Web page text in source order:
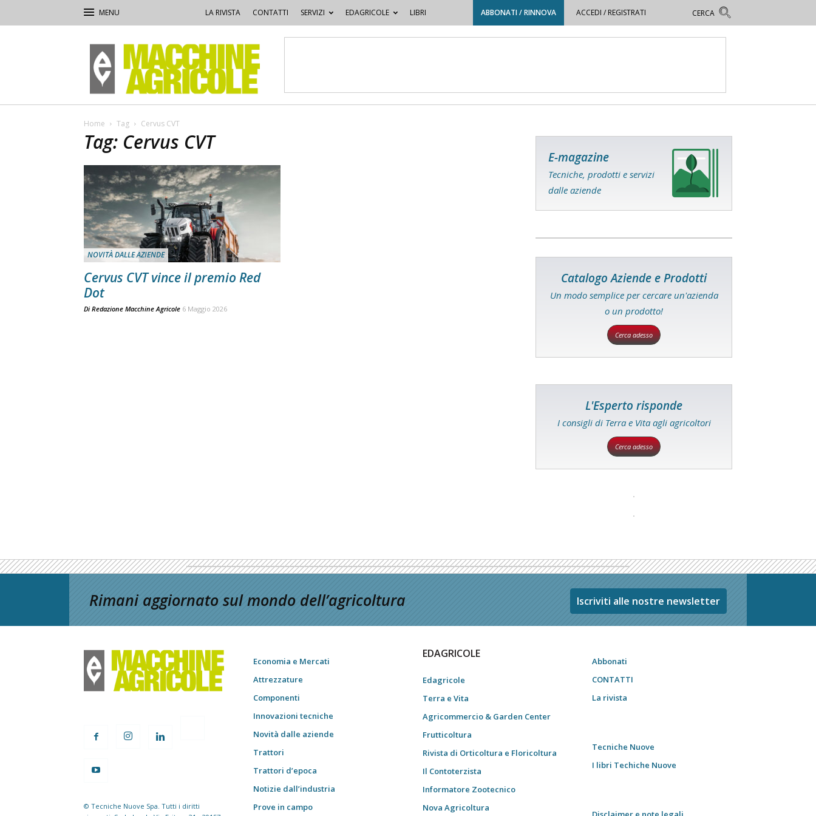
LA RIVISTA CONTATTI SERVIZI EDAGRICOLE LIBRI ABBONATI / RINNOVA ACCEDI / REGISTRATI
Macchine
Agricole
Home Tag Cervus CVT
Tag: Cervus CVT
NOVITÀ DALLE AZIENDE
Cervus CVT vince il premio Red
Dot
Di Redazione Macchine Agricole 6 Maggio 2026
E-magazine
Tecniche, prodotti e servizi
dalle aziende
Catalogo Aziende e Prodotti
Un modo semplice per cercare un'azienda
o un prodotto!
Cerca adesso
L'Esperto risponde
I consigli di Terra e Vita agli agricoltori
Cerca adesso
Rimani aggiornato sul mondo dell’agricoltura Iscriviti alle nostre newsletter
© Tecniche Nuove Spa. Tutti i diritti
Economia e Mercati
Attrezzature
Componenti
Innovazioni tecniche
Novità dalle aziende
Trattori
Trattori d’epoca
Notizie dall’industria
Prove in campo
EDAGRICOLE
Edagricole
Terra e Vita
Agricommercio & Garden Center
Frutticoltura
Rivista di Orticoltura e Floricoltura
Il Contoterzista
Informatore Zootecnico
Nova Agricoltura
Abbonati
CONTATTI
La rivista
Tecniche Nuove
I libri Techiche Nuove